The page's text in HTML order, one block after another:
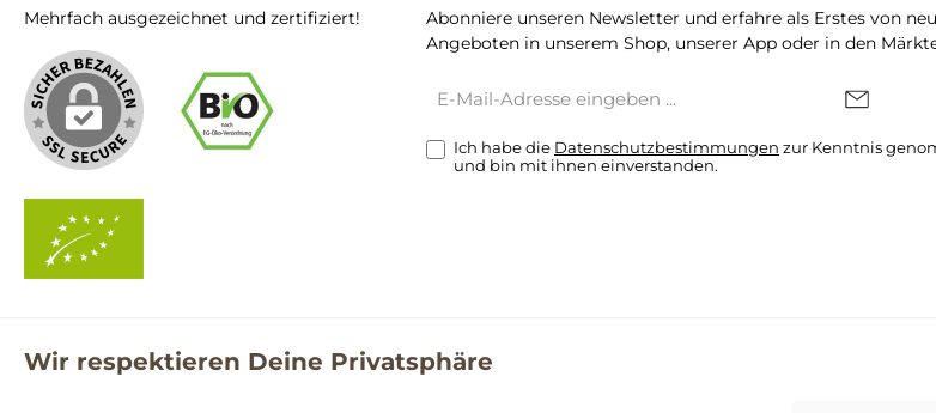
Mehrfach ausgezeichnet und zertifiziert!
Abonniere unseren Newsletter und erfahre als Erstes von
Angeboten in unserem Shop, unserer App oder in den
Mail-
Ich habe die Datenschutzbestimmungen zur Kenntnis
und bin mit ihnen einverstanden.
Wir respektieren Deine Privatsphäre